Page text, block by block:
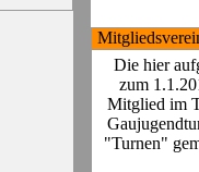
Die hier
zum
Mitglied im
"Turnen"